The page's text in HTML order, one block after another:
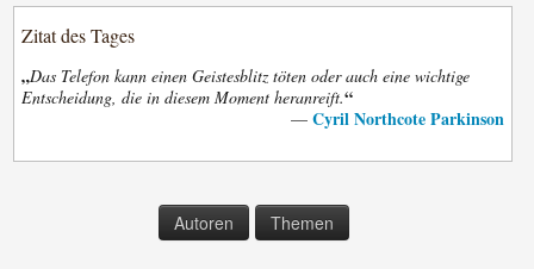
Zitat des Tages
„Das Telefon kann einen Geistesblitz töten oder auch eine wichtige
Entscheidung, die in diesem Moment heranreift.“
— Cyril Northcote Parkinson
Autoren Themen